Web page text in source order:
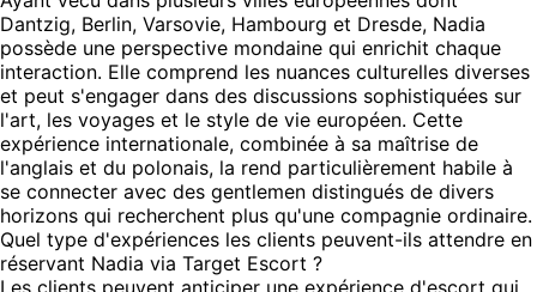
Dantzig, Berlin, Varsovie, Hambourg et Dresde, Nadia
possède une perspective mondaine qui enrichit chaque
interaction. Elle comprend les nuances culturelles diverses
et peut s'engager dans des discussions sophistiquées sur
l'art, les voyages et le style de vie européen. Cette
expérience internationale, combinée à sa maîtrise de
l'anglais et du polonais, la rend particulièrement habile à
se connecter avec des gentlemen distingués de divers
horizons qui recherchent plus qu'une compagnie ordinaire.
Quel type d'expériences les clients peuvent-ils attendre en
réservant Nadia via Target Escort ?